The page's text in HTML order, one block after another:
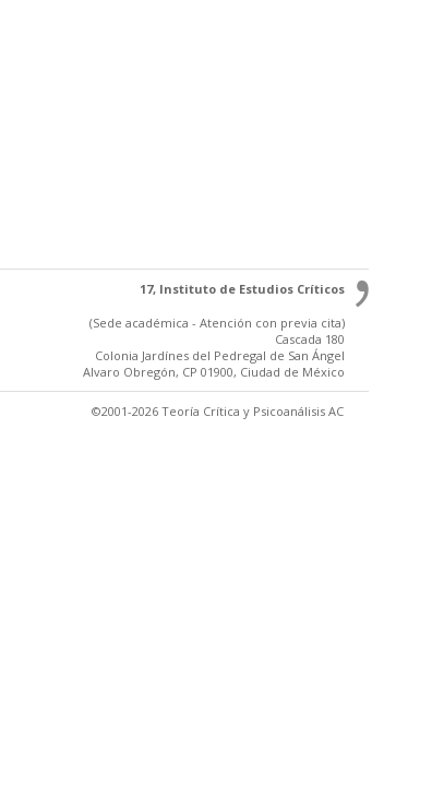
17, Instituto de Estudios Críticos
(Sede académica - Atención con previa cita)
Cascada 180
Colonia Jardínes del Pedregal de San Ángel
Alvaro Obregón, CP 01900, Ciudad de México
©2001-2026 Teoría Crítica y Psicoanálisis AC